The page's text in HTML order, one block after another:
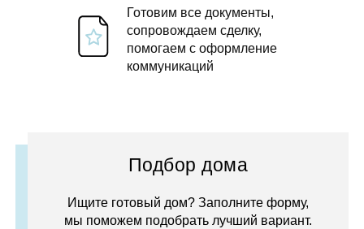
Готовим все документы,
сопровождаем сделку,
помогаем с оформление
коммуникаций
Подбор дома
Ищите готовый дом? Заполните форму,
мы поможем подобрать лучший вариант.